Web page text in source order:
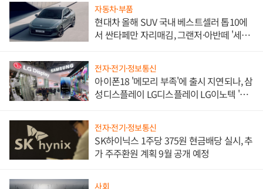
자동차·부품
현대차 올해 SUV 국내 베스트셀러 톱10에
서 싼타페만 자리매김, 그랜저·아반떼 '세단
전자·전기·정보통신
아이폰18 '메모리 부족'에 출시 지연되나, 삼
성디스플레이 LG디스플레이 LG이노텍 '탈
전자·전기·정보통신
SK하이닉스 1주당 375원 현금배당 실시, 추
가 주주환원 계획 9월 공개 예정
사회